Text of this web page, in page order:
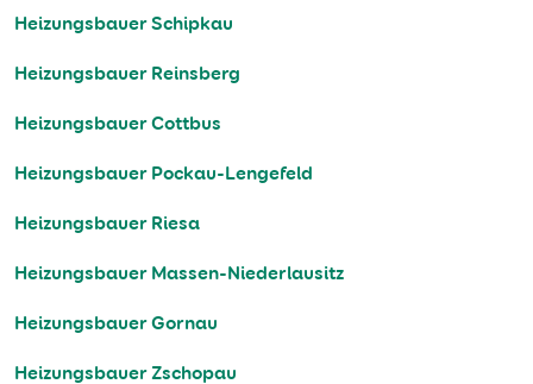
Heizungsbauer Schipkau
Heizungsbauer Reinsberg
Heizungsbauer Cottbus
Heizungsbauer Pockau-Lengefeld
Heizungsbauer Riesa
Heizungsbauer Massen-Niederlausitz
Heizungsbauer Gornau
Heizungsbauer Zschopau